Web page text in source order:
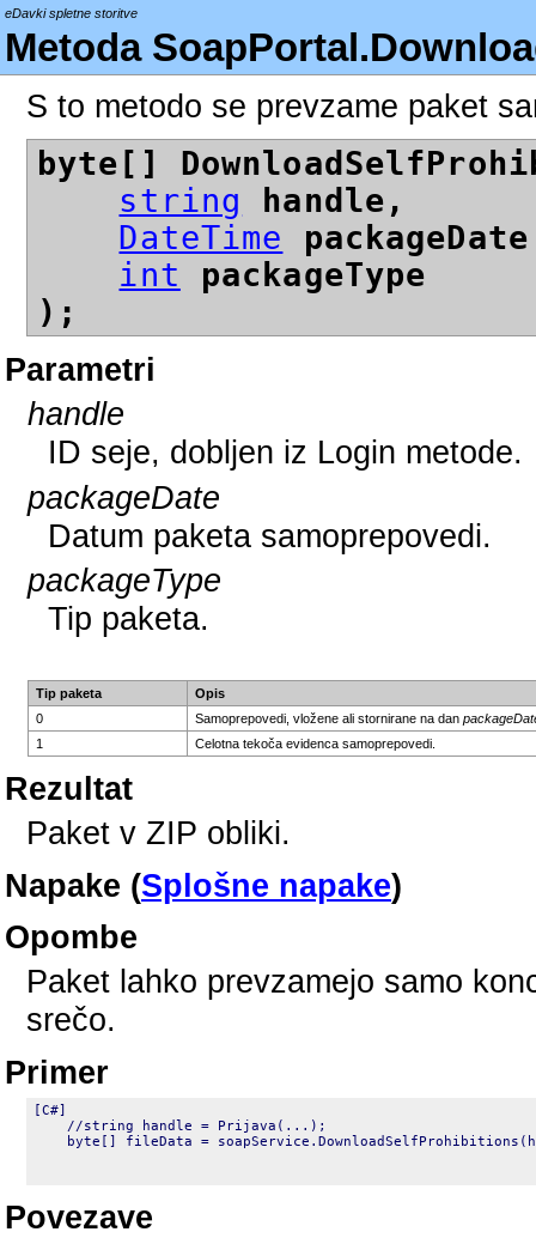
eDavki spletne storitve
Metoda
S to metodo se prevzame paket
byte[]
string
handle,
DateTime packageDate
int packageType
);
Parametri
handle
ID seje, dobljen iz Login metode.
packageDate
Datum paketa samoprepovedi.
packageType
Tip paketa.
Tip paketa
Opis
0
Samoprepovedi, vložene ali stornirane na dan
1
Celotna tekoča evidenca samoprepovedi.
Rezultat
Paket v ZIP obliki.
Napake (Splošne napake)
Opombe
Paket lahko prevzamejo samo
srečo.
Primer
[C#]
//string handle = Prijava(...);
byte[] fileData =
Povezave